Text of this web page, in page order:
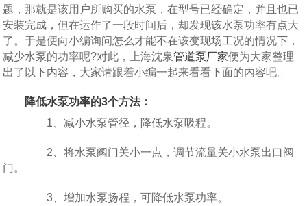
题，那就是该用户所购买的水泵，在型号已经确定，并且也已
安装完成，但在运作了一段时间后，却发现该水泵功率有点大
了。于是便向小编询问怎么才能不在该变现场工况的情况下，
减少水泵的功率呢?对此，上海沈泉管道泵厂家便为大家整理
出了以下内容，大家请跟着小编一起来看看下面的内容吧。
降低水泵功率的3个方法：
1、减小水泵管径，降低水泵吸程。
2、将水泵阀门关小一点，调节流量关小水泵出口阀
门。
3、增加水泵扬程，可降低水泵功率。